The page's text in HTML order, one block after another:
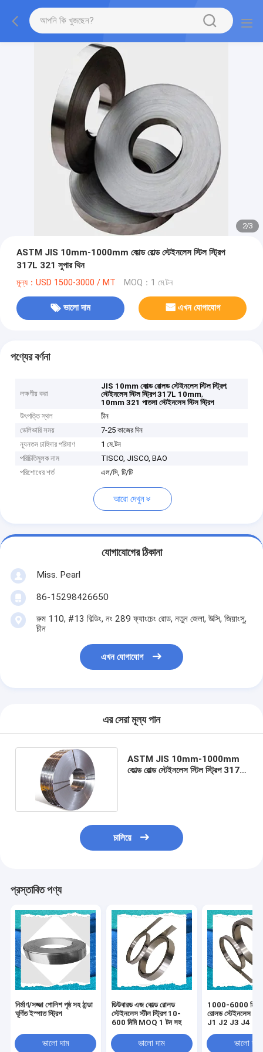
2/3
ASTM JIS 10mm-1000mm কোল্ড রোল্ড স্টেইনলেস স্টিল স্ট্রিপ
317L 321 সুপার থিন
মূল্য：USD 1500-3000 / MT MOQ：1 মে.টন
ভালো দাম এখন যোগাযোগ
পণ্যের বর্ণনা
লক্ষণীয় করা
JIS 10mm কোল্ড রোলড স্টেইনলেস স্টিল স্ট্রিপ,
স্টেইনলেস স্টিল স্ট্রিপ 317L 10mm,
10mm 321 পাতলা স্টেইনলেস স্টিল স্ট্রিপ
উৎপত্তি স্থল
চীন
ডেলিভারি সময়
7-25 কাজের দিন
ন্যূনতম চাহিদার পরিমাণ
1 মে.টন
পরিচিতিমুলক নাম
TISCO, JISCO, BAO
পরিশোধের শর্ত
এল/সি, টি/টি
আরো দেখুন
যোগাযোগের ঠিকানা
Miss. Pearl
86-15298426650
রুম 110, #13 বিল্ডিং, নং 289 ফ্যাংচেং রোড, নতুন জেলা, উক্সি, জিয়াংসু,
চীন
এখন যোগাযোগ
এর সেরা মূল্য পান
ASTM JIS 10mm-1000mm
কোল্ড রোল্ড স্টেইনলেস স্টিল স্ট্রিপ 317L
চালিয়ে
প্রস্তাবিত পণ্য
নির্মাণ/সজ্জা পোলিশ পৃষ্ঠ সহ ঠান্ডা
ঘূর্ণিত ইস্পাত স্ট্রিপ
ভালো দাম
ডিউবারড এজ কোল্ড রোলড
স্টেইনলেস স্টীল স্ট্রিপ 10-
600 মিমি MOQ 1 টন সহ
ভালো দাম
1000-6000 মিমি
রোলড স্টেইনলেস
J1 J2 J3 J4 J5
জন্য
ভালো দাম